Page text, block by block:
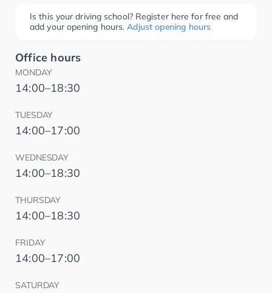
Is this your driving school? Register here for free and
add your opening hours. Adjust opening hours
Office hours
MONDAY
14:00–18:30
TUESDAY
14:00–17:00
WEDNESDAY
14:00–18:30
THURSDAY
14:00–18:30
FRIDAY
14:00–17:00
SATURDAY